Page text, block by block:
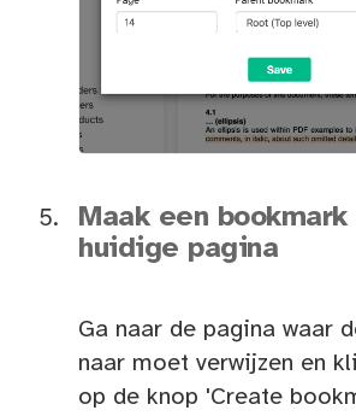
Maak een
huidige pagina
Ga naar de pagina waar
naar moet verwijzen en
op de knop 'Create